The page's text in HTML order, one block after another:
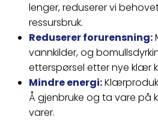
lenger, reduserer vi
ressursbruk.
Reduserer forurensning:
vannkilder, og
etterspørsel etter nye klær
Mindre energi:
Å gjenbruke og ta vare på
varer.